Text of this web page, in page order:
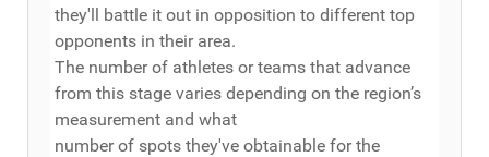
they'll battle it out in opposition to different top
opponents in their area.
The number of athletes or teams that advance
from this stage varies depending on the region’s
measurement and what
number of spots they've obtainable for the